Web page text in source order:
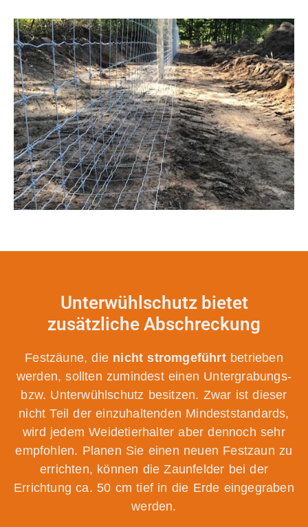
Unterwühlschutz bietet
zusätzliche Abschreckung
Festzäune, die nicht stromgeführtbetrieben
werden, sollten zumindest einen Untergrabungs-
bzw. Unterwühlschutz besitzen. Zwar ist dieser
nicht Teil der einzuhaltenden Mindeststandards,
wird jedem Weidetierhalter aber dennoch sehr
empfohlen. Planen Sie einen neuen Festzaun zu
errichten, können die Zaunfelder bei der
Errichtung ca. 50 cm tief in die Erde eingegraben
werden.